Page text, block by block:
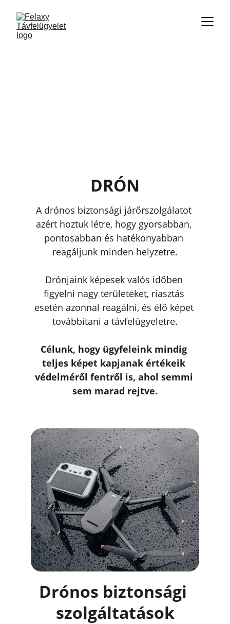
A drónos biztonsági járőrszolgálatot
azért hoztuk létre, hogy gyorsabban,
pontosabban és hatékonyabban
reagáljunk minden helyzetre.
Drónjaink képesek valós időben
figyelni nagy területeket, riasztás
esetén azonnal reagálni, és élő képet
továbbítani a távfelügyeletre.
Célunk, hogy ügyfeleink mindig
teljes képet kapjanak értékeik
védelméről fentről is, ahol semmi
sem marad rejtve.
DRÓN
Drónos biztonsági
szolgáltatások